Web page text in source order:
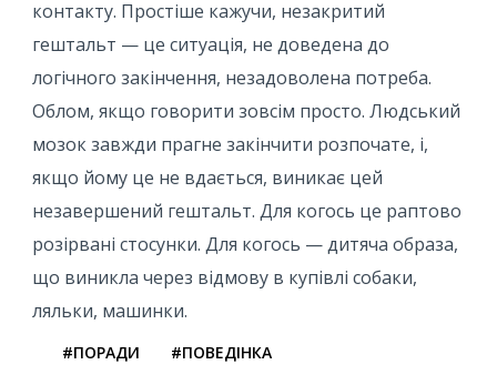
контакту. Простіше кажучи, незакритий
гештальт — це ситуація, не доведена до
логічного закінчення, незадоволена потреба.
Облом, якщо говорити зовсім просто. Людський
мозок завжди прагне закінчити розпочате, і,
якщо йому це не вдається, виникає цей
незавершений гештальт. Для когось це раптово
розірвані стосунки. Для когось — дитяча образа,
що виникла через відмову в купівлі собаки,
ляльки, машинки.
#ПОРАДИ #ПОВЕДІНКА